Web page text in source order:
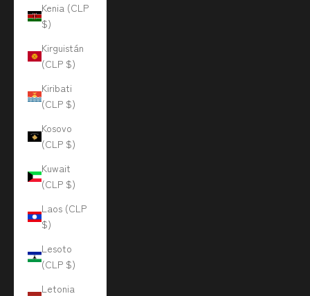
Kenia (CLP
$)
Kirguistán
(CLP $)
Kiribati
(CLP $)
Kosovo
(CLP $)
Kuwait
(CLP $)
Laos (CLP
$)
Lesoto
(CLP $)
Letonia